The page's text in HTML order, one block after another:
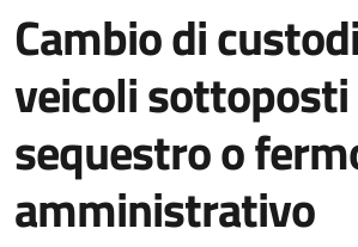
Cambio di
veicoli sottoposti
sequestro o
amministrativo